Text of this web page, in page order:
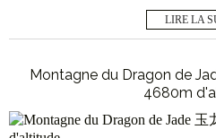
LIRE LA
Montagne du Dragon de
4680m